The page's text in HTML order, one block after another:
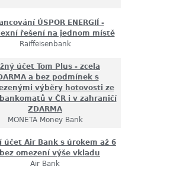
ÚSPOR ENERGIÍ -
řešení na jednom místě
Raiffeisenbank
účet Tom Plus - zcela
a bez podmínek s
výběry hotovosti ze
v ČR i v zahraničí
ZDARMA
MONETA Money Bank
účet Air Bank s úrokem až 6
omezení výše vkladu
Air Bank